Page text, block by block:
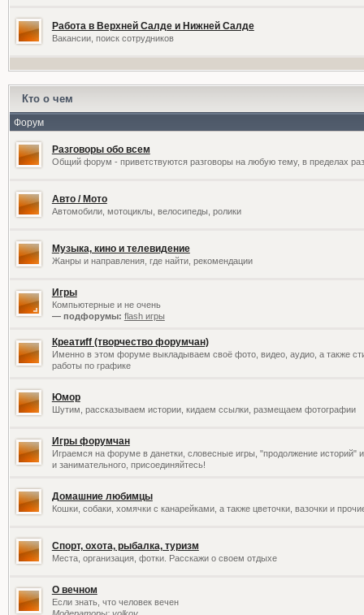
Работа в Верхней Салде и Нижней Салде
Вакансии, поиск сотрудников
Кто о чем
Форум
Разговоры обо всем
Общий форум - приветствуются разговоры на любую тему, в пределах
Авто / Мото
Автомобили, мотоциклы, велосипеды, ролики
Музыка, кино и телевидение
Жанры и направления, где найти, рекомендации
Игры
Компьютерные и не очень
— подфорумы: flash игры
Креатиff (творчество форумчан)
Именно в этом форуме выкладываем своё фото, видео, аудио, а также
работы по графике
Юмор
Шутим, рассказываем истории, кидаем ссылки, размещаем фотографии
Игры форумчан
Играемся на форуме в данетки, словесные игры, "продолжение историй"
и занимательного, присоединяйтесь!
Домашние любимцы
Кошки, собаки, хомячки с канарейками, а также цветочки, вазочки и
Спорт, охота, рыбалка, туризм
Места, организация, фотки. Расскажи о своем отдыхе
О вечном
Если знать, что человек вечен